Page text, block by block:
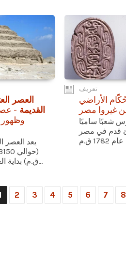
العصر
القديمة -
وظهور
يعد العصر
ق.م) بداية العصور التاريخية...
تعريف
الأراضي
غيروا مصر
شعبًا ساميًا
في مصر
2 3 4 5 6 7 8